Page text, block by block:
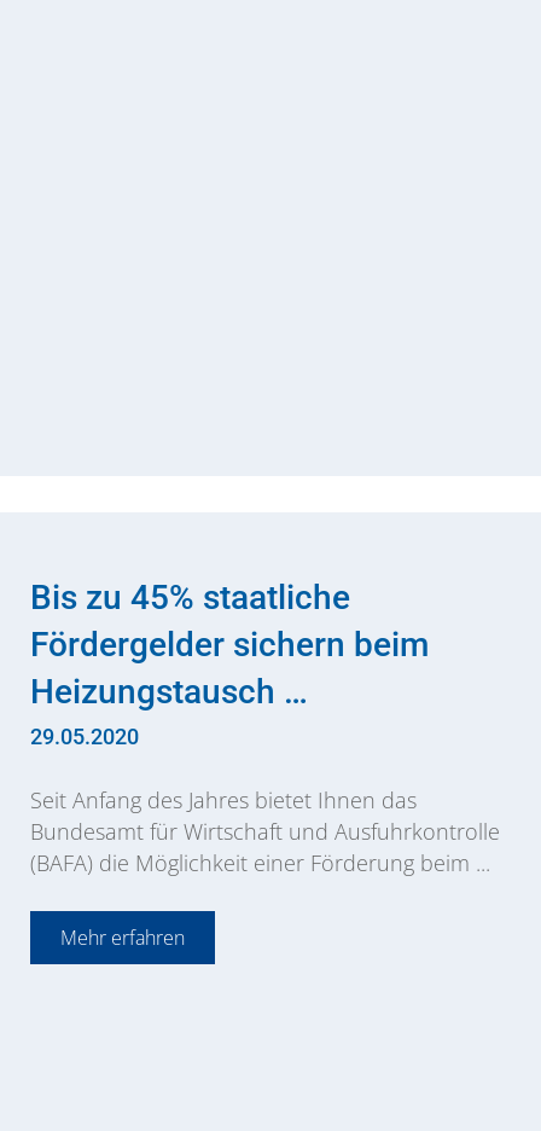
Bis zu 45% staatliche
Fördergelder sichern beim
Heizungstausch …
29.05.2020
Seit Anfang des Jahres bietet Ihnen das
Bundesamt für Wirtschaft und Ausfuhrkontrolle
(BAFA) die Möglichkeit einer Förderung beim ...
Mehr erfahren